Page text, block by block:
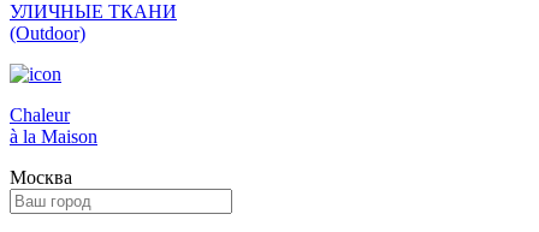
УЛИЧНЫЕ ТКАНИ
(Outdoor)
Сhaleur
à la Maison
Москва